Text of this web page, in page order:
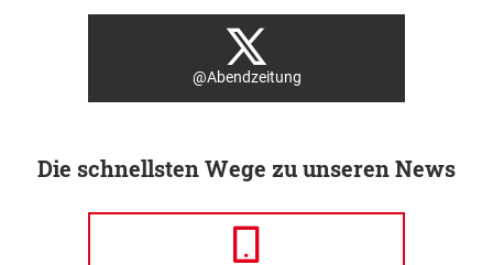
@Abendzeitung
Die schnellsten Wege zu unseren News